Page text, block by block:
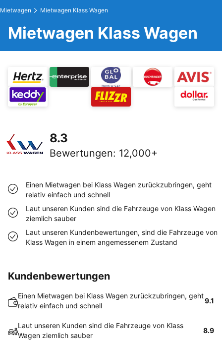
Mietwagen Mietwagen Klass Wagen
Mietwagen Klass Wagen
8.3
Bewertungen: 12,000+
Einen Mietwagen bei Klass Wagen zurückzubringen, geht
relativ einfach und schnell
Laut unseren Kunden sind die Fahrzeuge von Klass Wagen
ziemlich sauber
Laut unseren Kundenbewertungen, sind die Fahrzeuge von
Klass Wagen in einem angemessenem Zustand
Kundenbewertungen
Einen Mietwagen bei Klass Wagen zurückzubringen, geht
relativ einfach und schnell
9.1
Laut unseren Kunden sind die Fahrzeuge von Klass
Wagen ziemlich sauber
8.9